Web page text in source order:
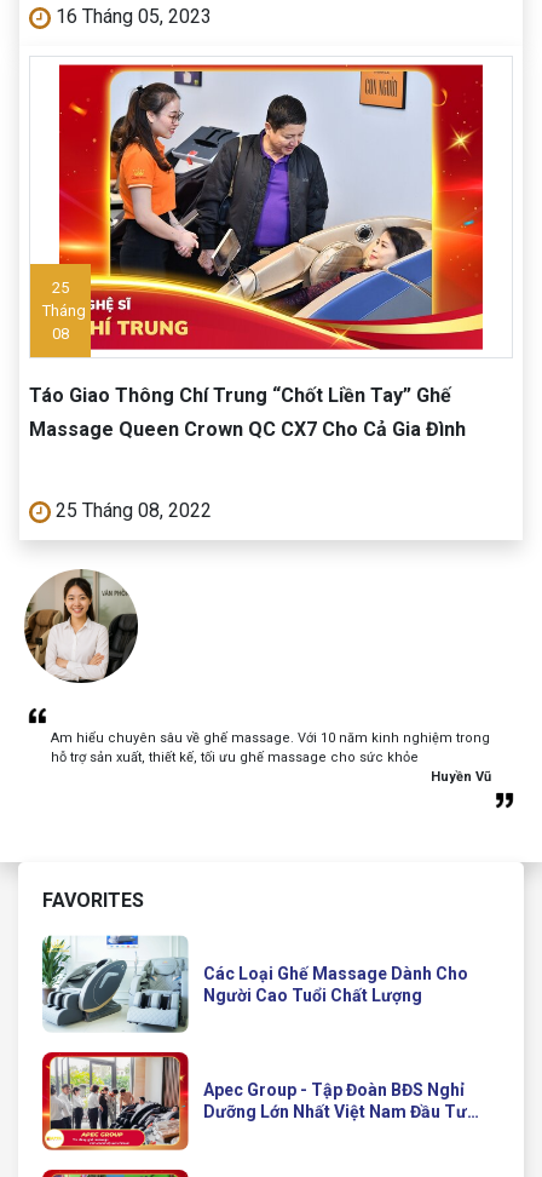
16 Tháng 05, 2023
25
Tháng
08
Táo Giao Thông Chí Trung “Chốt Liền Tay” Ghế
Massage Queen Crown QC CX7 Cho Cả Gia Đình
25 Tháng 08, 2022
Am hiểu chuyên sâu về ghế massage. Với 10 năm kinh nghiệm trong
hỗ trợ sản xuất, thiết kế, tối ưu ghế massage cho sức khỏe
Huyền Vũ
FAVORITES
Các Loại Ghế Massage Dành Cho
Người Cao Tuổi Chất Lượng
Apec Group - Tập Đoàn BĐS Nghỉ
Dưỡng Lớn Nhất Việt Nam Đầu Tư